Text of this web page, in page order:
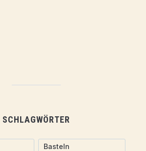
SCHLAGWÖRTER
Basteln